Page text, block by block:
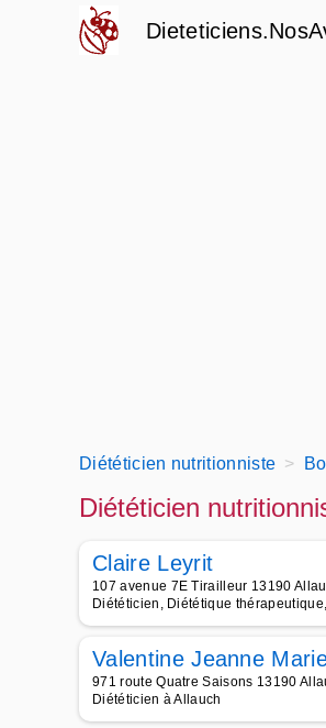
Diététicien nutritionniste
Diététicien
Claire Leyrit
107 avenue 7E Tirailleur 13190
Diététicien, Diététique
Valentine Jeanne
971 route Quatre Saisons 13190
Diététicien à Allauch